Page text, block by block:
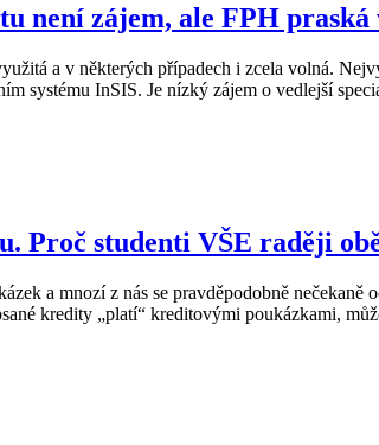
není zájem, ale FPH praská
a v některých případech i zcela volná.
systému InSIS. Je nízký zájem o vedlejší
Proč studenti VŠE raději
a mnozí z nás se pravděpodobně
kredity „platí“ kreditovými poukázkami,